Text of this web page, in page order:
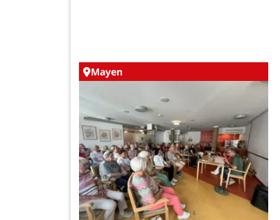
Mayen